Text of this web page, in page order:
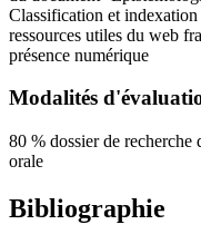
Classification et
ressources utiles du web
présence numérique
Modalités
80 % dossier de
orale
Bibliographie